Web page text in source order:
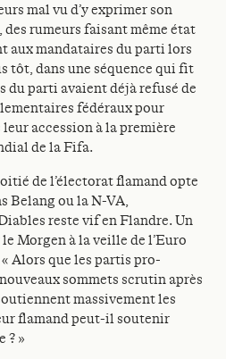
mal vu d’y exprimer son
rumeurs faisant même état
aux mandataires du parti lors
tôt, dans une séquence qui fit
du parti avaient déjà refusé de
fédéraux pour
accession à la première
de la Fifa.
de l’électorat flamand opte
Belang ou la N-VA,
reste vif en Flandre. Un
Morgen à la veille de l’Euro
Alors que les partis pro-
sommets scrutin après
massivement les
flamand peut-il soutenir
? »